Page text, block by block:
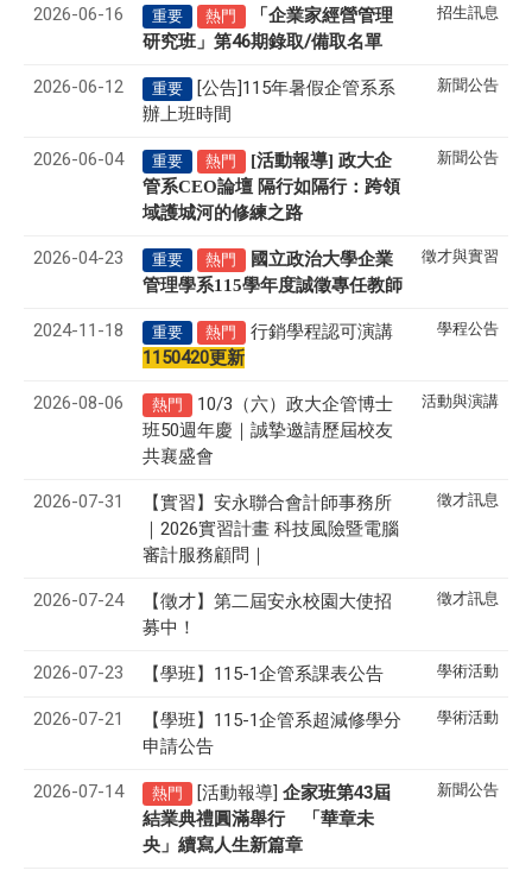
2026-06-16 重要 熱門
「企業家經營管理
研究班」第46期錄取/備取名單
招生訊息
2026-06-12 重要
[公告]115年暑假企管系系
辦上班時間
新聞公告
2026-06-04 重要 熱門
[活動報導] 政大企
管系CEO論壇 隔行如隔行：跨領
域護城河的修練之路
新聞公告
2026-04-23 重要 熱門
國立政治大學企業
管理學系115學年度誠徵專任教師
徵才與實習
2024-11-18 重要 熱門
行銷學程認可演講
1150420更新
學程公告
2026-08-06 熱門
10/3（六）政大企管博士
班50週年慶｜誠摯邀請歷屆校友
共襄盛會
活動與演講
2026-07-31
【實習】安永聯合會計師事務所
｜2026實習計畫 科技風險暨電腦
審計服務顧問｜
徵才訊息
2026-07-24 【徵才】 第二屆安永校園大使招
募中！
徵才訊息
2026-07-23 【學班】115-1企管系課表公告 學術活動
2026-07-21
【學班】115-1企管系超減修學分
申請公告
學術活動
2026-07-14 熱門 [活動報導] 企家班第43屆
結業典禮圓滿舉行 「華章未
央」續寫人生新篇章
新聞公告